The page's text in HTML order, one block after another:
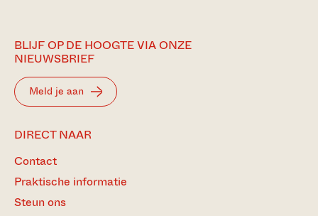
BLIJF OP DE HOOGTE VIA ONZE
NIEUWSBRIEF
Meld je aan
DIRECT NAAR
Contact
Praktische informatie
Steun ons